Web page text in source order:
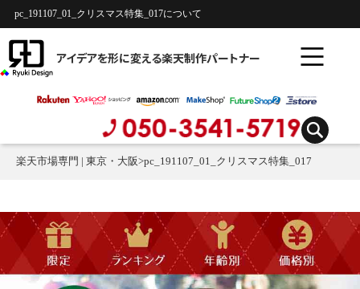
pc_191107_01_クリスマス特集_017について
アイデアを形に変える楽天制作パートナー
楽天市場専門 | 東京・大阪>pc_191107_01_クリスマス特集_017